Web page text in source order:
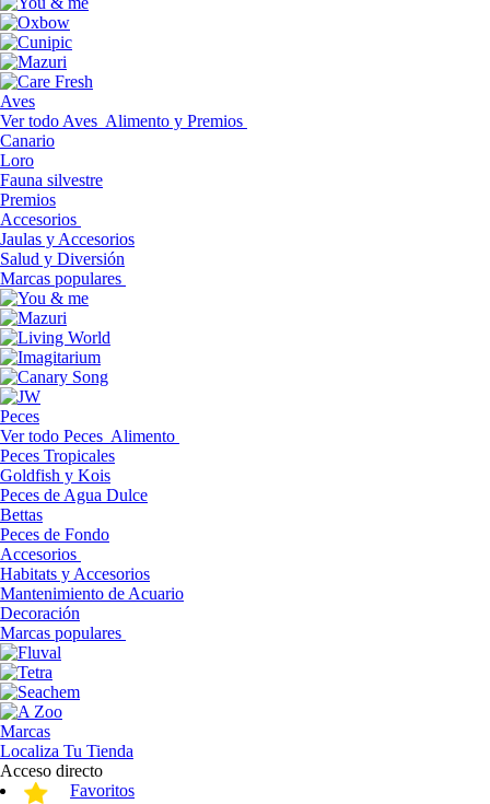
Aves
Ver todo Aves Alimento y Premios
Canario
Loro
Fauna silvestre
Premios
Accesorios
Jaulas y Accesorios
Salud y Diversión
Marcas populares
Peces
Ver todo Peces Alimento
Peces Tropicales
Goldfish y Kois
Peces de Agua Dulce
Bettas
Peces de Fondo
Accesorios
Habitats y Accesorios
Mantenimiento de Acuario
Decoración
Marcas populares
Marcas
Localiza Tu Tienda
Acceso directo
Favoritos